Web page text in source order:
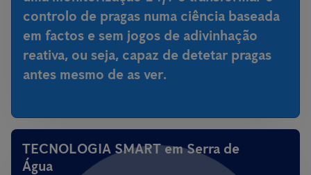
controlo de pragas numa ciência baseada
em factos e sem jogos de adivinhação
reativa, ou seja, capaz de detetar pragas
antes mesmo de as ver.
TECNOLOGIA SMART em Serra de
Água